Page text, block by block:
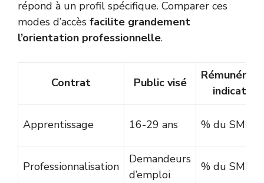
répond à un profil spécifique. Comparer ces
modes d’accès facilite grandement
l’orientation professionnelle.
Contrat Public visé
indicative
Apprentissage 16-29 ans % du SMIC
Professionnalisation
Demandeurs
d’emploi
% du SMIC